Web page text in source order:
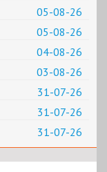
05-08-26
05-08-26
04-08-26
03-08-26
31-07-26
31-07-26
31-07-26